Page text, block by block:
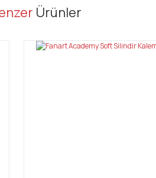
noktaları öneri formunu kullanarak
Ürünler